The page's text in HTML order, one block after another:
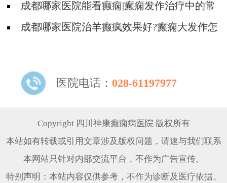
治疗呢?
成都哪家医院能看癫痫|癫痫发作治疗中的常
见问题。
成都哪家医院治羊癫疯效果好?癫痫大发作怎
医院电话： 028-61197977
Copyright 四川神康癫痫病医院 版权所有
本站如有转载或引用文章涉及版权问题，请速与我们联系
本网站只针对内部交流平台，不作为广告宣传。
特别声明：本站内容仅供参考，不作为诊断及医疗依据。